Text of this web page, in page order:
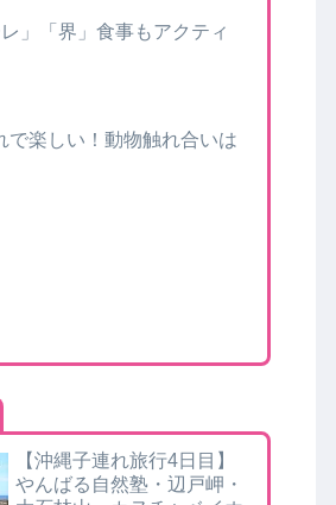
」「界」食事もアクティ
楽しい！動物触れ合いは
【沖縄子連れ旅行4日目】
やんばる自然塾・辺戸岬・